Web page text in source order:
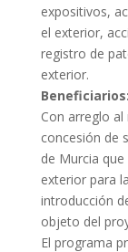
expositivos,
el exterior,
registro de
exterior.
Beneficiarios:
Con arreglo
concesión de
de Murcia
exterior para
introducción
objeto del
El programa